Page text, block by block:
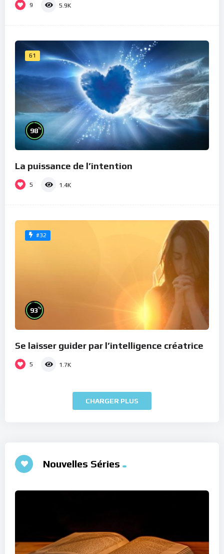
9 5.9K
61
98%
La puissance de l’intention
5 1.4K
#32
93%
Se laisser guider par l’intelligence créatrice
5 1.7K
CHARGER PLUS
Nouvelles Séries